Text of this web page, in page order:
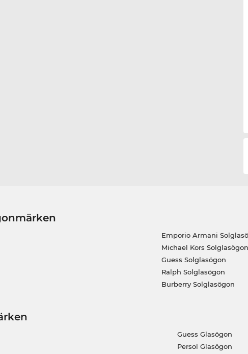
Emporio Armani
Michael Kors Solglasögon
Guess Solglasögon
Ralph Solglasögon
Burberry Solglasögon
Guess Glasögon
Persol Glasögon